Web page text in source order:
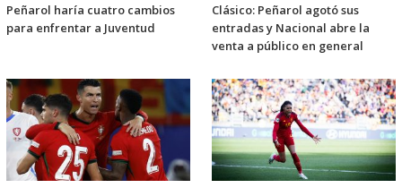
Peñarol haría cuatro cambios
para enfrentar a Juventud
Clásico: Peñarol agotó sus
entradas y Nacional abre la
venta a público en general